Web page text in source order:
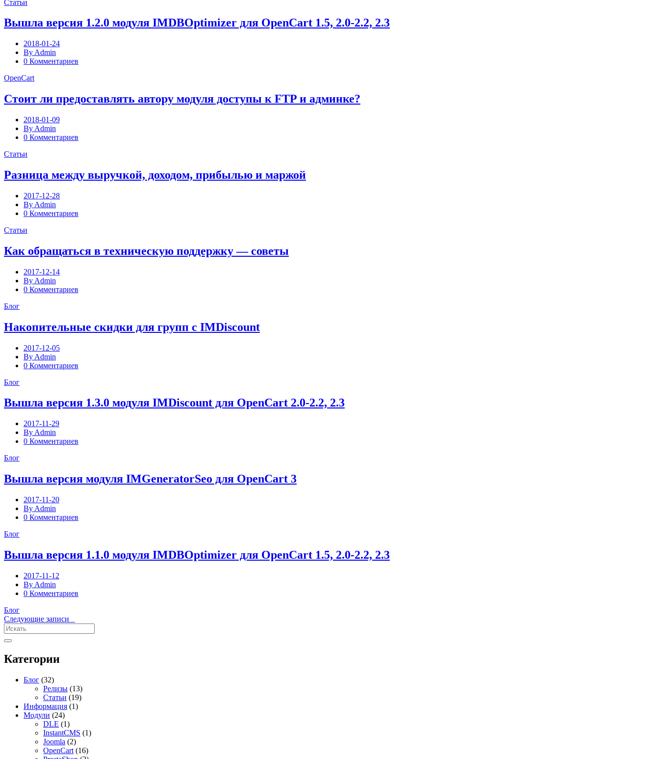
Статьи
Вышла версия 1.2.0 модуля IMDBOptimizer для OpenCart 1.5, 2.0-2.2, 2.3
2018-01-24
By Admin
0 Комментариев
OpenCart
Стоит ли предоставлять автору модуля доступы к FTP и админке?
2018-01-09
By Admin
0 Комментариев
Статьи
Разница между выручкой, доходом, прибылью и маржой
2017-12-28
By Admin
0 Комментариев
Статьи
Как обращаться в техническую поддержку — советы
2017-12-14
By Admin
0 Комментариев
Блог
Накопительные скидки для групп с IMDiscount
2017-12-05
By Admin
0 Комментариев
Блог
Вышла версия 1.3.0 модуля IMDiscount для OpenCart 2.0-2.2, 2.3
2017-11-29
By Admin
0 Комментариев
Блог
Вышла версия модуля IMGeneratorSeo для OpenCart 3
2017-11-20
By Admin
0 Комментариев
Блог
Вышла версия 1.1.0 модуля IMDBOptimizer для OpenCart 1.5, 2.0-2.2, 2.3
2017-11-12
By Admin
0 Комментариев
Блог
Следующие записи
Категории
Блог (32)
Релизы (13)
Статьи (19)
Информация (1)
Модули (24)
DLE (1)
InstantCMS (1)
Joomla (2)
OpenCart (16)